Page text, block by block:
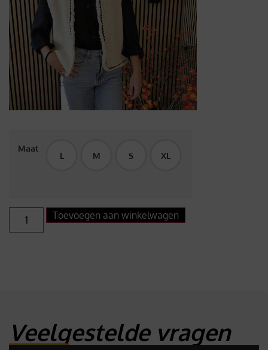
Maat
L M S XL
Toevoegen aan winkelwagen
Veelgestelde vragen